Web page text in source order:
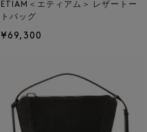
ETIAM＜エティアム＞ レザートー
トバッグ
¥69,300